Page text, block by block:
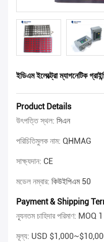
ইডিএম ইলেক্ট্রো ম্যাগনেটিক
Product Details
উৎপত্তি স্থল: সিএন
পরিচিতিমুলক নাম: QHMAG
সাক্ষ্যদান: CE
মডেল নম্বার: কিউইপিএম 50
Payment & Shipping
ন্যূনতম চাহিদার পরিমাণ: MOQ 1
মূল্য: USD